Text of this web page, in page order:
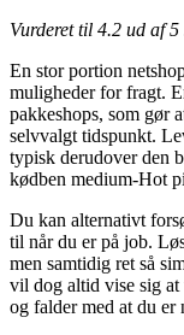
Vurderet til 4.2 ud af 5
En stor portion
muligheder for fragt.
pakkeshops, som gør
selvvalgt tidspunkt.
typisk derudover den
kødben medium-Hot
Du kan alternativt
til når du er på job.
men samtidig ret så
vil dog altid vise sig at
og falder med at du